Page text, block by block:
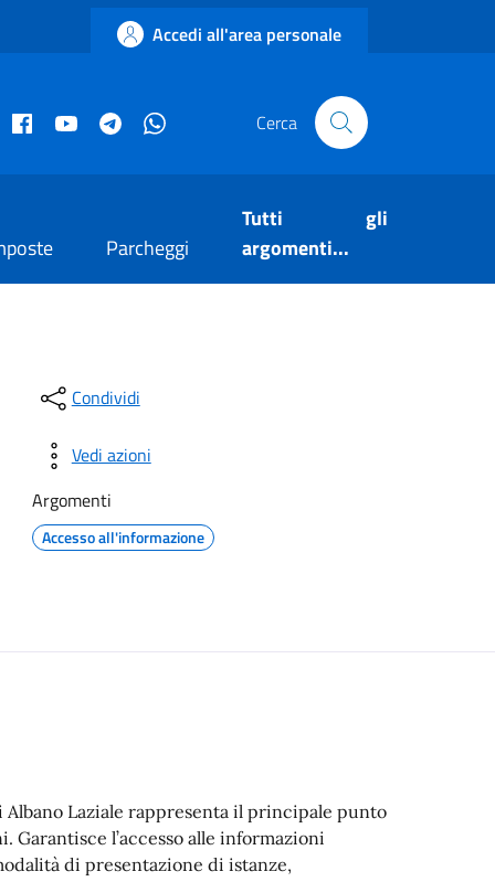
Accedi all'area personale
istituzionale
Facebook museo civico
YouTube Telegram Cerca
Parcheggi
Tutti gli
argomenti...
Condividi
Vedi azioni
Argomenti
Accesso all'informazione
Albano Laziale rappresenta il principale punto
l’accesso alle informazioni
di presentazione di istanze,